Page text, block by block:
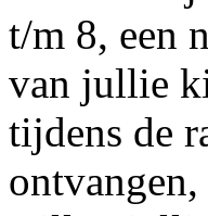
t/m 8, een
van jullie
tijdens de